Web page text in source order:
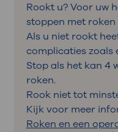
Rookt u? Voor uw
stoppen met
Als u niet rookt
complicaties zoals
Stop als het kan 4
roken.
Rook niet tot
Kijk voor meer
Roken en een